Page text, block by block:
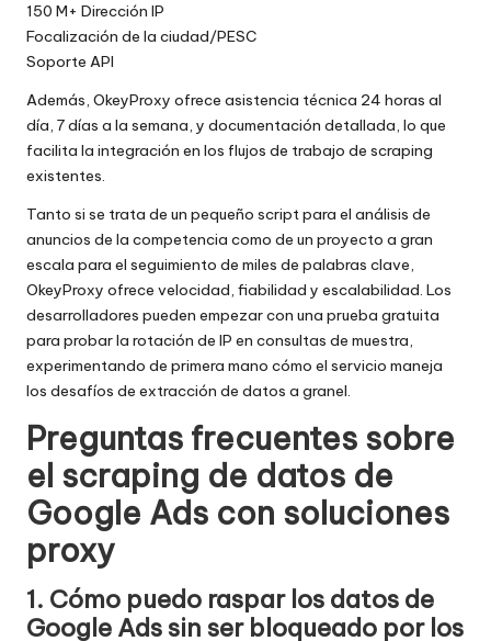
150 M+ Dirección IP
Focalización de la ciudad/PESC
Soporte API
Además, OkeyProxy ofrece asistencia técnica 24 horas al
día, 7 días a la semana, y documentación detallada, lo que
facilita la integración en los flujos de trabajo de scraping
existentes.
Tanto si se trata de un pequeño script para el análisis de
anuncios de la competencia como de un proyecto a gran
escala para el seguimiento de miles de palabras clave,
OkeyProxy ofrece velocidad, fiabilidad y escalabilidad. Los
desarrolladores pueden empezar con una prueba gratuita
para probar la rotación de IP en consultas de muestra,
experimentando de primera mano cómo el servicio maneja
los desafíos de extracción de datos a granel.
Preguntas frecuentes sobre
el scraping de datos de
Google Ads con soluciones
proxy
1. Cómo puedo raspar los datos de
Google Ads sin ser bloqueado por los